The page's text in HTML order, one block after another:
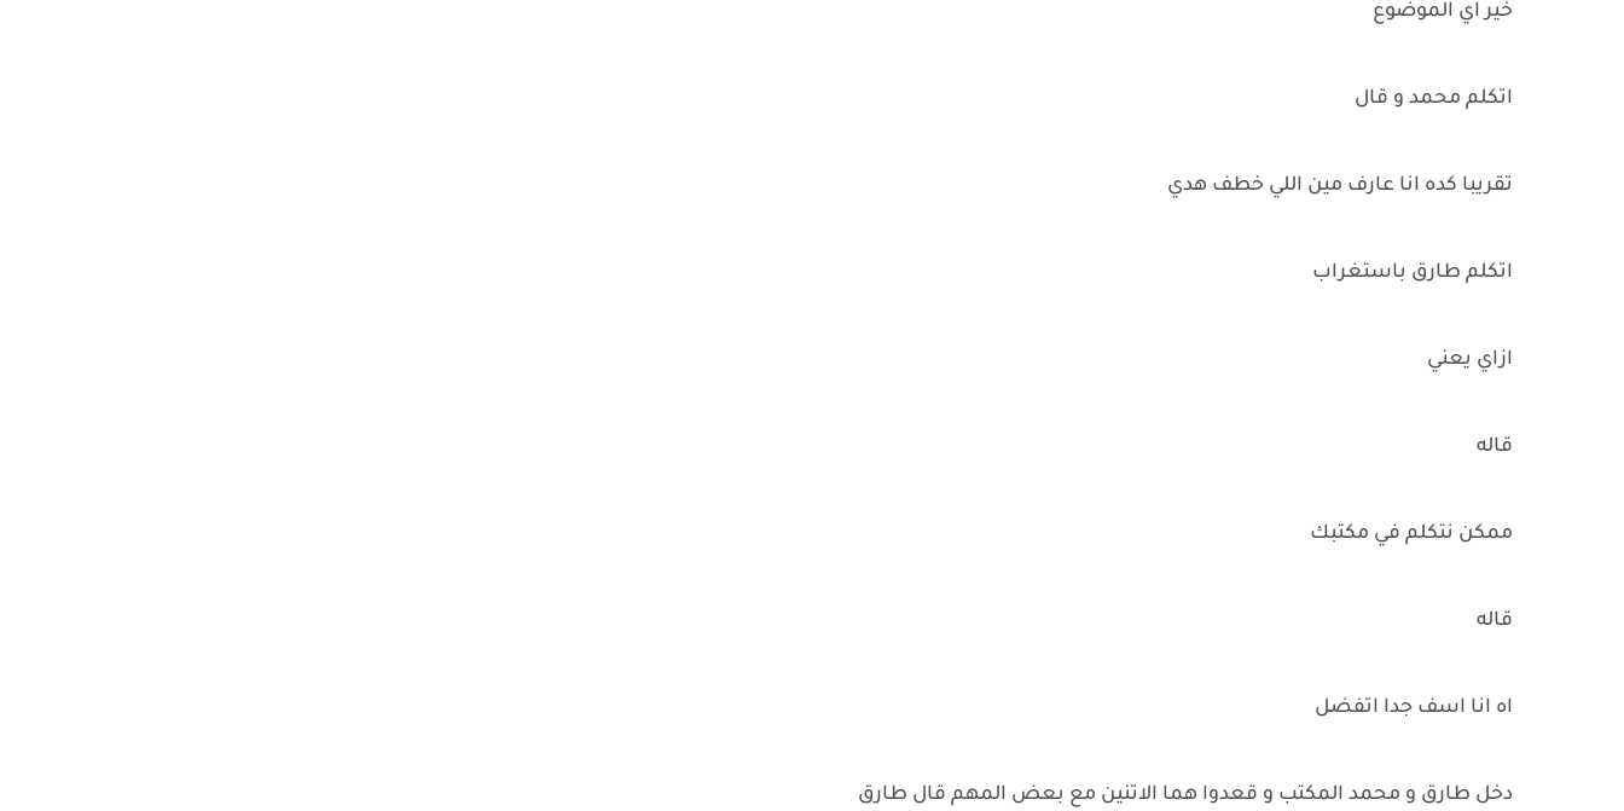
خير اي الموضوع
اتكلم محمد و قال
تقريبا كده انا عارف مين اللي خطف هدي
اتكلم طارق باستغراب
ازاي يعني
قاله
ممكن نتكلم في مكتبك
قاله
اه انا اسف جدا اتفضل
دخل طارق و محمد المكتب و قعدوا هما الاتنين مع بعض المهم قال طارق